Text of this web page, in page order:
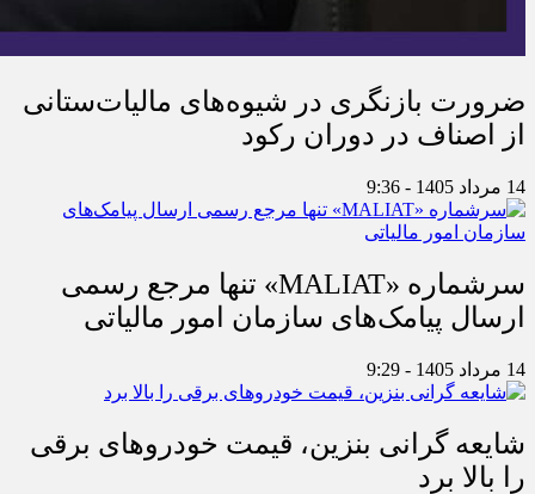
ضرورت بازنگری در شیوه‌های مالیات‌ستانی
از اصناف در دوران رکود
14 مرداد 1405 - 9:36
سرشماره «MALIAT» تنها مرجع رسمی
ارسال پیامک‌های سازمان امور مالیاتی
14 مرداد 1405 - 9:29
شایعه گرانی بنزین، قیمت خودروهای برقی
را بالا برد